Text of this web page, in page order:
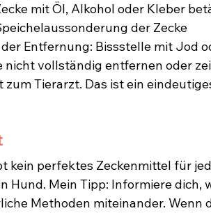
mit Öl, Alkohol oder Kleber
der Zecke
der Entfernung: Bissstelle mit Jod
nicht vollständig entfernen oder
zum Tierarzt. Das ist ein
kein perfektes Zeckenmittel für
Hund. Mein Tipp: Informiere
Methoden miteinander. Wenn